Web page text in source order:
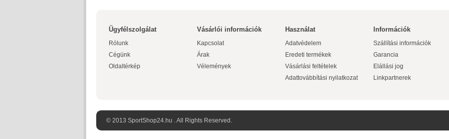
Ügyfélszolgálat
Rólunk
Cégünk
Oldaltérkép
Vásárlói információk
Kapcsolat
Árak
Vélemények
Használat
Adatvédelem
Eredeti termékek
Vásárlási feltételek
Adattovábbítási nyilatkozat
Információk
Szállítási információk
Garancia
Elállási jog
Linkpartnerek
© 2013 SportShop24.hu . All Rights Reserved.